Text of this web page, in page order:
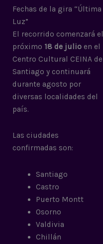
Fechas de la gira “Última
Luz”
El recorrido comenzará el
próximo 18 de julio en el
Centro Cultural CEINA de
Santiago y continuará
durante agosto por
diversas localidades del
país.
Las ciudades
confirmadas son:
Santiago
Castro
Puerto Montt
Osorno
Valdivia
Chillán